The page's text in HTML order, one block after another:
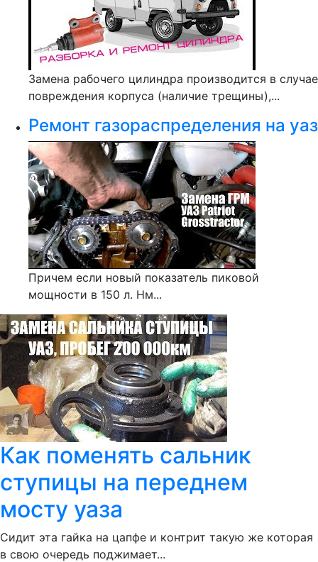
Замена рабочего цилиндра производится в случае
повреждения корпуса (наличие трещины),...
Ремонт газораспределения на уаз
Причем если новый показатель пиковой
мощности в 150 л. Нм...
Как поменять сальник
ступицы на переднем
мосту уаза
Сидит эта гайка на цапфе и контрит такую же которая
в свою очередь поджимает...